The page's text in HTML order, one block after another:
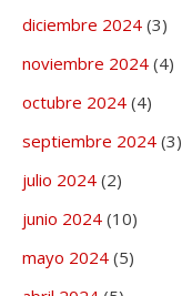
diciembre 2024 (3)
noviembre 2024 (4)
octubre 2024 (4)
septiembre 2024 (3)
julio 2024 (2)
junio 2024 (10)
mayo 2024 (5)